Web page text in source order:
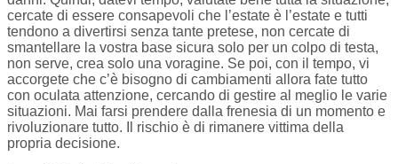
cercate di essere consapevoli che l’estate è l’estate e tutti
tendono a divertirsi senza tante pretese, non cercate di
smantellare la vostra base sicura solo per un colpo di testa,
non serve, crea solo una voragine. Se poi, con il tempo, vi
accorgete che c’è bisogno di cambiamenti allora fate tutto
con oculata attenzione, cercando di gestire al meglio le varie
situazioni. Mai farsi prendere dalla frenesia di un momento e
rivoluzionare tutto. Il rischio è di rimanere vittima della
propria decisione.